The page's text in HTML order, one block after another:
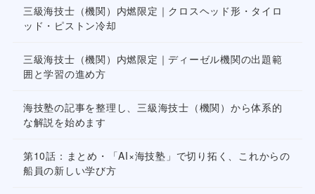
三級海技士（機関）内燃限定｜クロスヘッド形・タイロ
ッド・ピストン冷却
三級海技士（機関）内燃限定｜ディーゼル機関の出題範
囲と学習の進め方
海技塾の記事を整理し、三級海技士（機関）から体系的
な解説を始めます
第10話：まとめ・「AI×海技塾」で切り拓く、これからの
船員の新しい学び方